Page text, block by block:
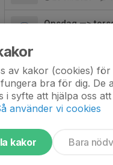
Onsdag —>
15 okt 2025 0
av kakor (cookies)
bra för dig. De
i syfte att hjälpa oss
använder vi cookies
kakor Bara